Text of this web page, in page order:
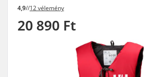
4,9//12 vélemény
20 890 Ft